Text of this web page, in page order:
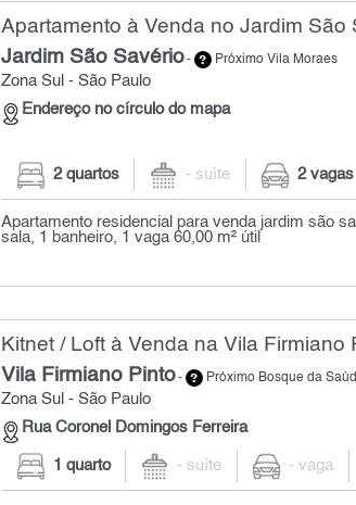
Apartamento à Venda no Jardim São
Jardim São Savério- Próximo Vila Moraes
Zona Sul - São Paulo
Endereço no círculo do mapa
2 quartos - suíte 2 vagas
Apartamento residencial para venda jardim são
sala, 1 banheiro, 1 vaga 60,00 m² útil
Kitnet / Loft à Venda na Vila Firmiano
Vila Firmiano Pinto- Próximo Bosque da
Zona Sul - São Paulo
Rua Coronel Domingos Ferreira
1 quarto - suíte - vaga